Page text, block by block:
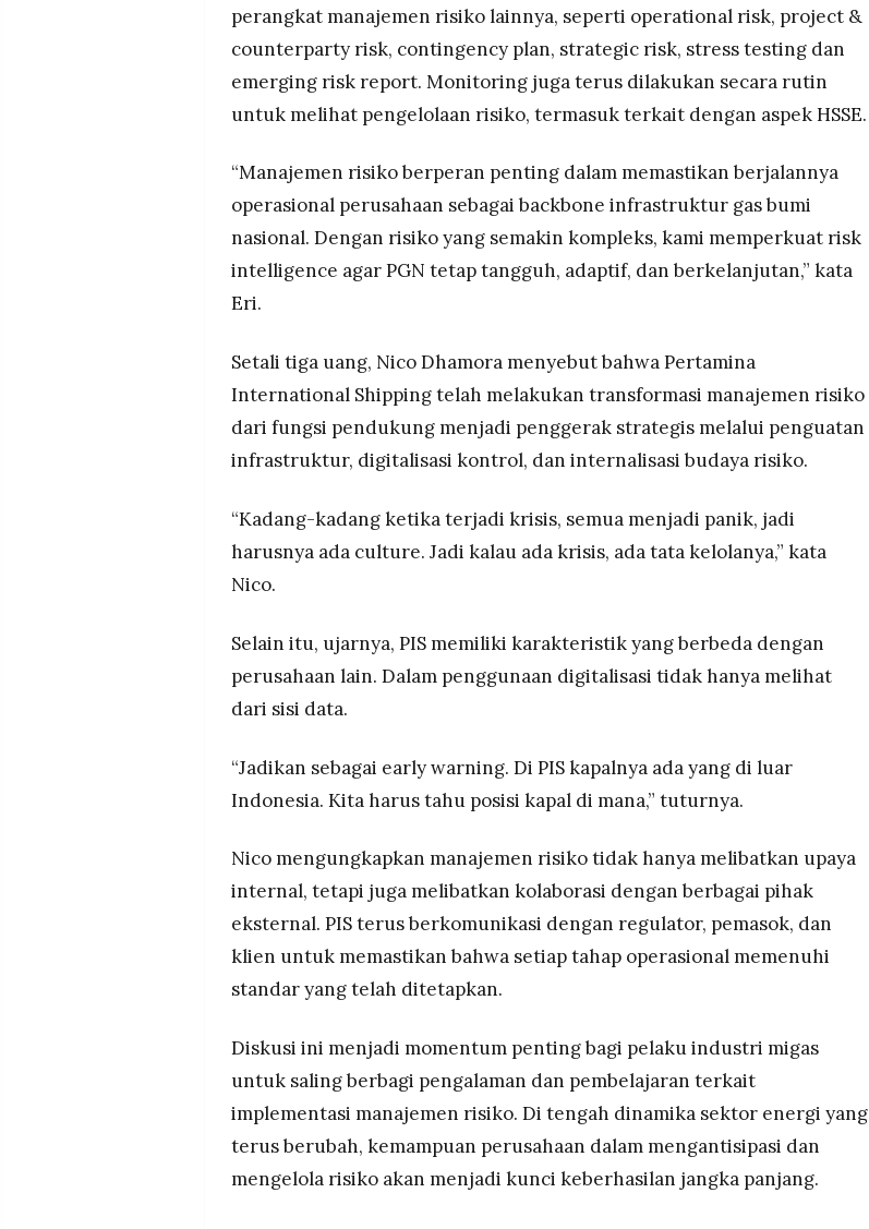
perangkat manajemen risiko lainnya, seperti operational risk, project &
counterparty risk, contingency plan, strategic risk, stress testing dan
emerging risk report. Monitoring juga terus dilakukan secara rutin
untuk melihat pengelolaan risiko, termasuk terkait dengan aspek HSSE.
“Manajemen risiko berperan penting dalam memastikan berjalannya
operasional perusahaan sebagai backbone infrastruktur gas bumi
nasional. Dengan risiko yang semakin kompleks, kami memperkuat risk
intelligence agar PGN tetap tangguh, adaptif, dan berkelanjutan,” kata
Eri.
Setali tiga uang, Nico Dhamora menyebut bahwa Pertamina
International Shipping telah melakukan transformasi manajemen risiko
dari fungsi pendukung menjadi penggerak strategis melalui penguatan
infrastruktur, digitalisasi kontrol, dan internalisasi budaya risiko.
“Kadang-kadang ketika terjadi krisis, semua menjadi panik, jadi
harusnya ada culture. Jadi kalau ada krisis, ada tata kelolanya,” kata
Nico.
Selain itu, ujarnya, PIS memiliki karakteristik yang berbeda dengan
perusahaan lain. Dalam penggunaan digitalisasi tidak hanya melihat
dari sisi data.
“Jadikan sebagai early warning. Di PIS kapalnya ada yang di luar
Indonesia. Kita harus tahu posisi kapal di mana,” tuturnya.
Nico mengungkapkan manajemen risiko tidak hanya melibatkan upaya
internal, tetapi juga melibatkan kolaborasi dengan berbagai pihak
eksternal. PIS terus berkomunikasi dengan regulator, pemasok, dan
klien untuk memastikan bahwa setiap tahap operasional memenuhi
standar yang telah ditetapkan.
Diskusi ini menjadi momentum penting bagi pelaku industri migas
untuk saling berbagi pengalaman dan pembelajaran terkait
implementasi manajemen risiko. Di tengah dinamika sektor energi yang
terus berubah, kemampuan perusahaan dalam mengantisipasi dan
mengelola risiko akan menjadi kunci keberhasilan jangka panjang.